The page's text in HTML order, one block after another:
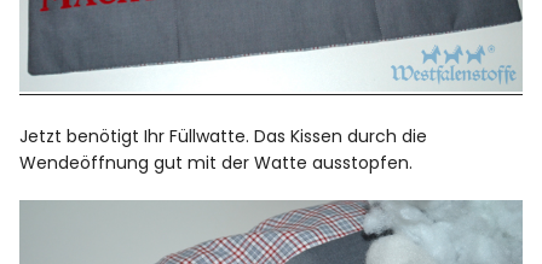
Jetzt benötigt Ihr Füllwatte. Das Kissen durch die
Wendeöffnung gut mit der Watte ausstopfen.